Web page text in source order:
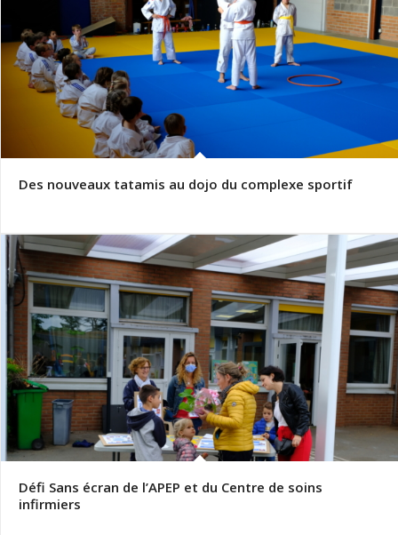
Des nouveaux tatamis au dojo du complexe sportif
Défi Sans écran de l’APEP et du Centre de soins
infirmiers